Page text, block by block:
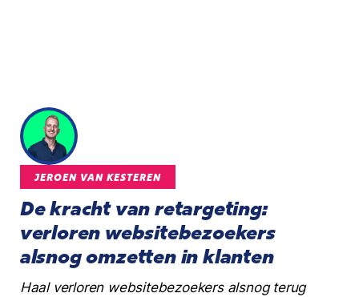
JEROEN VAN KESTEREN
De kracht van retargeting:
verloren websitebezoekers
alsnog omzetten in klanten
Haal verloren websitebezoekers alsnog terug